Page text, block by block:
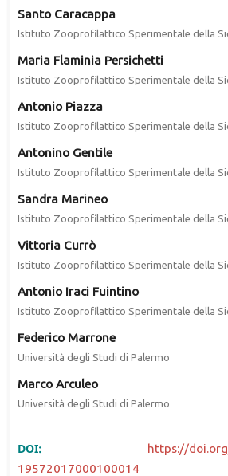
Santo Caracappa
Istituto Zooprofilattico Sperimentale della
Maria Flaminia Persichetti
Istituto Zooprofilattico Sperimentale della
Antonio Piazza
Istituto Zooprofilattico Sperimentale della
Antonino Gentile
Istituto Zooprofilattico Sperimentale della
Sandra Marineo
Istituto Zooprofilattico Sperimentale della
Vittoria Currò
Istituto Zooprofilattico Sperimentale della
Antonio Iraci Fuintino
Istituto Zooprofilattico Sperimentale della
Federico Marrone
Università degli Studi di Palermo
Marco Arculeo
Università degli Studi di Palermo
DOI:
https://
19572017000100014